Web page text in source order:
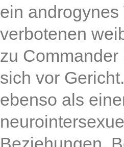
ein
verbotenen
zu
sich vor
ebenso als